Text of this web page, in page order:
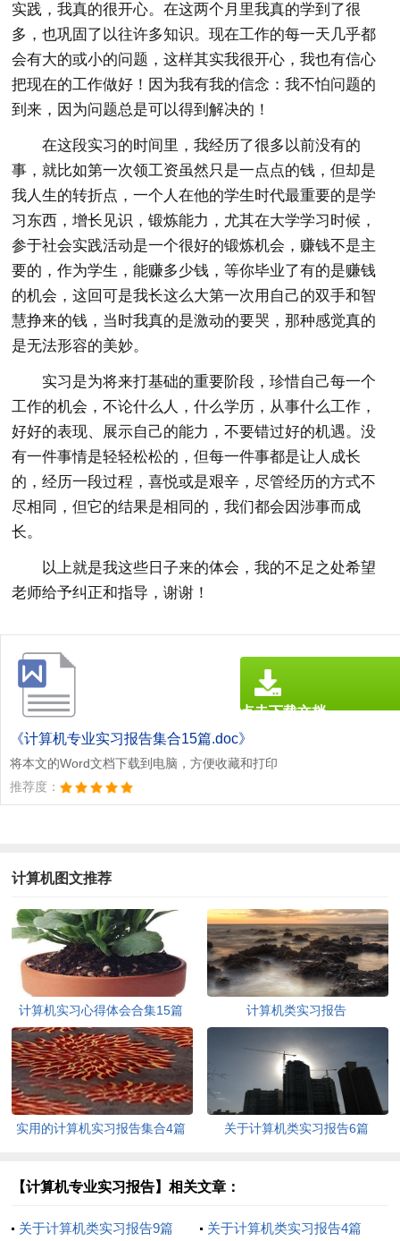
实践，我真的很开心。在这两个月里我真的学到了很
多，也巩固了以往许多知识。现在工作的每一天几乎都
会有大的或小的问题，这样其实我很开心，我也有信心
把现在的工作做好！因为我有我的信念：我不怕问题的
到来，因为问题总是可以得到解决的！
在这段实习的时间里，我经历了很多以前没有的
事，就比如第一次领工资虽然只是一点点的钱，但却是
我人生的转折点，一个人在他的学生时代最重要的是学
习东西，增长见识，锻炼能力，尤其在大学学习时候，
参于社会实践活动是一个很好的锻炼机会，赚钱不是主
要的，作为学生，能赚多少钱，等你毕业了有的是赚钱
的机会，这回可是我长这么大第一次用自己的双手和智
慧挣来的钱，当时我真的是激动的要哭，那种感觉真的
是无法形容的美妙。
实习是为将来打基础的重要阶段，珍惜自己每一个
工作的机会，不论什么人，什么学历，从事什么工作，
好好的表现、展示自己的能力，不要错过好的机遇。没
有一件事情是轻轻松松的，但每一件事都是让人成长
的，经历一段过程，喜悦或是艰辛，尽管经历的方式不
尽相同，但它的结果是相同的，我们都会因涉事而成
长。
以上就是我这些日子来的体会，我的不足之处希望
老师给予纠正和指导，谢谢！
《计算机专业实习报告集合15篇.doc》
将本文的Word文档下载到电脑，方便收藏和打印
推荐度：
点击下载文档
文档为doc格式
计算机图文推荐
计算机实习心得体会合集15篇 计算机类实习报告
实用的计算机实习报告集合4篇 关于计算机类实习报告6篇
【计算机专业实习报告】相关文章：
关于计算机类实习报告9篇 关于计算机类实习报告4篇